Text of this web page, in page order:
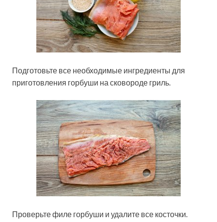
Подготовьте все необходимые ингредиенты для
приготовления горбуши на сковороде гриль.
Проверьте филе горбуши и удалите все косточки.